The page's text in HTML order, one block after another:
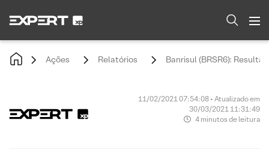
Ações Relatórios Banrisul (BRSR6):
11/02/2021 07:54:08 • Atualizado em
30/03/2021 11:31:49
4 minutos de leitura